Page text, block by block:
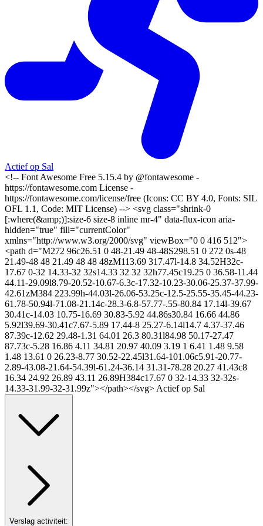
Actief op Sal
<!-- Font Awesome Free 5.15.4 by @fontawesome -
https://fontawesome.com License -
https://fontawesome.com/license/free (Icons: CC BY 4.0, Fonts: SIL
OFL 1.1, Code: MIT License) --> <svg class="shrink-0
[:where(&amp;)]:size-6 size-8 inline mr-4" data-flux-icon aria-
hidden="true" fill="currentColor"
xmlns="http://www.w3.org/2000/svg" viewBox="0 0 416 512">
<path d="M272 96c26.51 0 48-21.49 48-48S298.51 0 272 0s-48
21.49-48 48 21.49 48 48 48zM113.69 317.47l-14.8 34.52H32c-
17.67 0-32 14.33-32 32s14.33 32 32 32h77.45c19.25 0 36.58-11.44
44.11-29.09l8.79-20.52-10.67-6.3c-17.32-10.23-30.06-25.37-37.99-
42.61zM384 223.99h-44.03l-26.06-53.25c-12.5-25.55-35.45-44.23-
61.78-50.94l-71.08-21.14c-28.3-6.8-57.77-.55-80.84 17.14l-39.67
30.41c-14.03 10.75-16.69 30.83-5.92 44.86s30.84 16.66 44.86
5.92l39.69-30.41c7.67-5.89 17.44-8 25.27-6.14l14.7 4.37-37.46
87.39c-12.62 29.48-1.31 64.01 26.3 80.31l84.98 50.17-27.47
87.73c-5.28 16.86 4.11 34.81 20.97 40.09 3.19 1 6.41 1.48 9.58
1.48 13.61 0 26.23-8.77 30.52-22.45l31.64-101.06c5.91-20.77-
2.89-43.08-21.64-54.39l-61.24-36.14 31.31-78.28 20.27 41.43c8
16.34 24.92 26.89 43.11 26.89H384c17.67 0 32-14.33 32-32s-
14.33-31.99-32-31.99z"></path></svg> Actief op Sal
Verslag activiteit: